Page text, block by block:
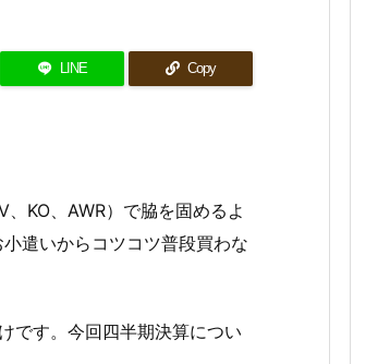
LINE Copy
KO、AWR）で脇を固めるよ
遣いからコツコツ普段買わな
です。今回四半期決算につい